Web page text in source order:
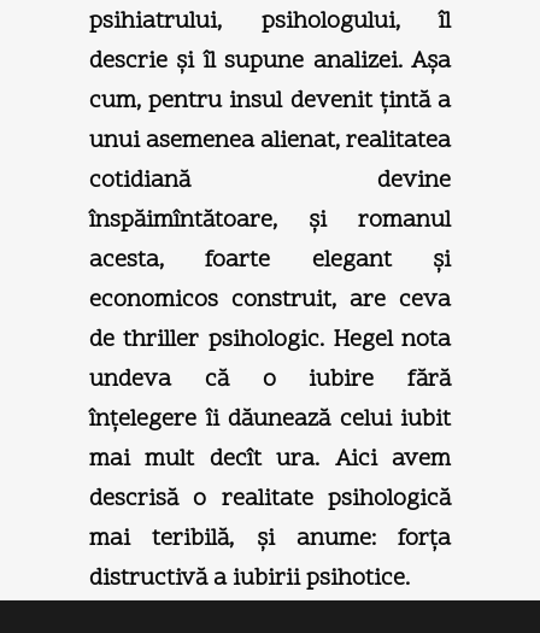
psihiatrului, psihologului, îl
descrie şi îl supune analizei. Aşa
cum, pentru insul devenit ţintă a
unui asemenea alienat, realitatea
cotidiană devine
înspăimîntătoare, şi romanul
acesta, foarte elegant şi
economicos construit, are ceva
de thriller psihologic. Hegel nota
undeva că o iubire fără
înţelegere îi dăunează celui iubit
mai mult decît ura. Aici avem
descrisă o realitate psihologică
mai teribilă, şi anume: forţa
distructivă a iubirii psihotice.